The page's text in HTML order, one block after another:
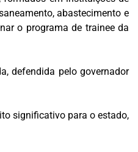
abastecimento e
o programa de trainee da
defendida pelo governador
significativo para o estado,